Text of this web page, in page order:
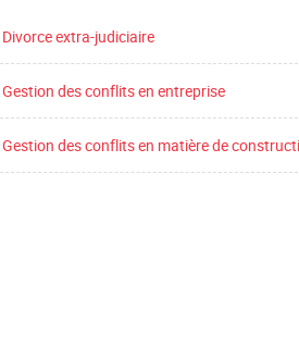
Divorce extra-judiciaire
Gestion des conflits en entreprise
Gestion des conflits en matière de